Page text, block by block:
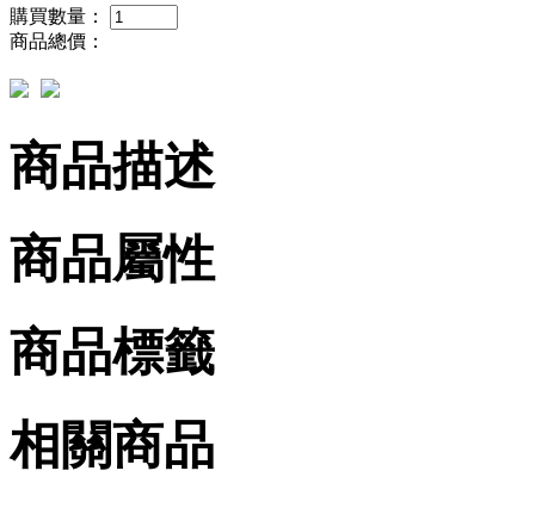
購買數量：
商品總價：
商品描述
商品屬性
商品標籤
相關商品